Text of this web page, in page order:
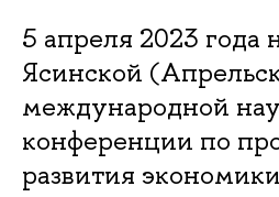
5 апреля 2023 года
Ясинской
международной
конференции по
развития